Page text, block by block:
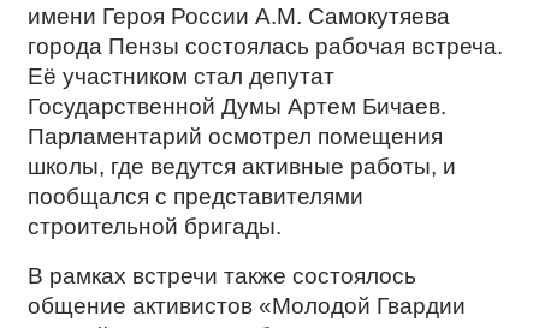
имени Героя России А.М. Самокутяева
города Пензы состоялась рабочая встреча.
Её участником стал депутат
Государственной Думы Артем Бичаев.
Парламентарий осмотрел помещения
школы, где ведутся активные работы, и
пообщался с представителями
строительной бригады.
В рамках встречи также состоялось
общение активистов «Молодой Гвардии